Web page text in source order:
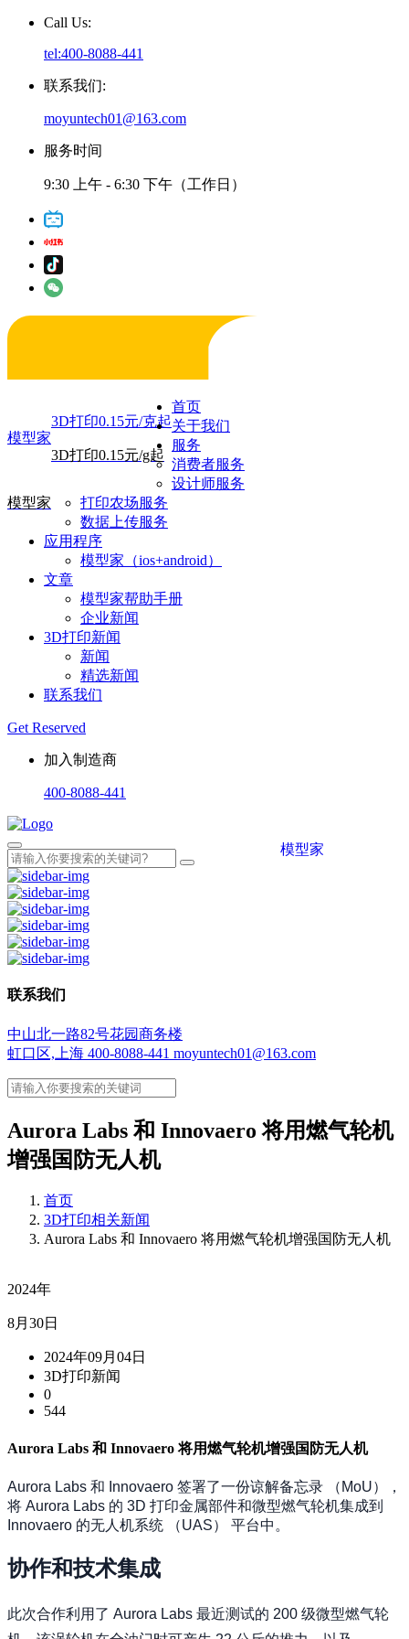
Call Us:
tel:400-8088-441
联系我们:
moyuntech01@163.com
服务时间
9:30 上午 - 6:30 下午（工作日）
模型家
模型家
3D打印0.15元/克起
3D打印0.15元/g起
首页
关于我们
服务
消费者服务
设计师服务
打印农场服务
数据上传服务
应用程序
模型家（ios+android）
文章
模型家帮助手册
企业新闻
3D打印新闻
新闻
精选新闻
联系我们
Get Reserved
加入制造商
400-8088-441
模型家
联系我们
中山北一路82号花园商务楼
虹口区,上海 400-8088-441 moyuntech01@163.com
Aurora Labs 和 Innovaero 将用燃气轮机
增强国防无人机
首页
3D打印相关新闻
Aurora Labs 和 Innovaero 将用燃气轮机增强国防无人机
2024年
8月30日
2024年09月04日
3D打印新闻
0
544
Aurora Labs 和 Innovaero 将用燃气轮机增强国防无人机
Aurora Labs 和 Innovaero 签署了一份谅解备忘录 （MoU），
将 Aurora Labs 的 3D 打印金属部件和微型燃气轮机集成到
Innovaero 的无人机系统 （UAS） 平台中。
协作和技术集成
此次合作利用了 Aurora Labs 最近测试的 200 级微型燃气轮